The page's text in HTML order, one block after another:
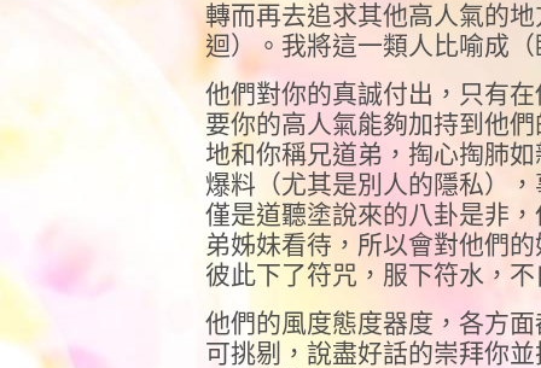
轉而再去追求其他高人氣的
迴）。我將這一類人比喻成
他們對你的真誠付出，只有
要你的高人氣能夠加持到他
地和你稱兄道弟，掏心掏肺
爆料（尤其是別人的隱私）
僅是道聽塗說來的八卦是非
弟姊妹看待，所以會對他們
彼此下了符咒，服下符水，
他們的風度態度器度，各方
可挑剔，說盡好話的崇拜你